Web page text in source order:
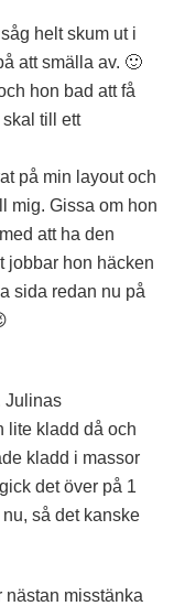
helt skum ut i
att smälla av. 🙂
hon bad att få
till ett
på min layout och
mig. Gissa om hon
att ha den
jobbar hon häcken
sida redan nu på
Julinas
lite kladd då och
kladd i massor
det över på 1
så det kanske
nästan misstänka